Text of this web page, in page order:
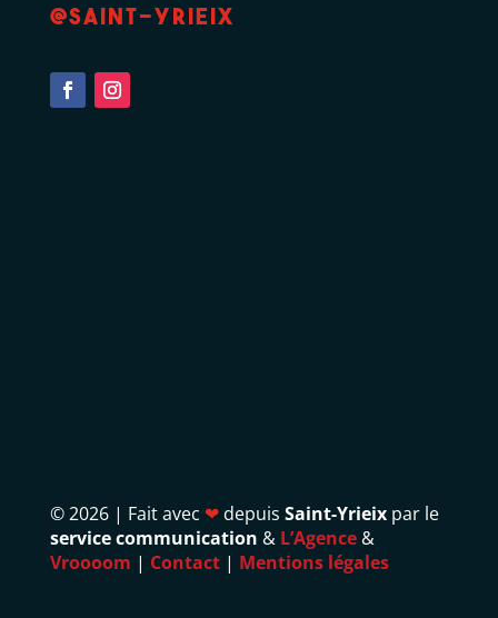
@Saint-Yrieix
©2026 | Fait avec ❤depuis Saint-Yrieixpar le
service communication & L’Agence&
Vroooom | Contact| Mentions légales